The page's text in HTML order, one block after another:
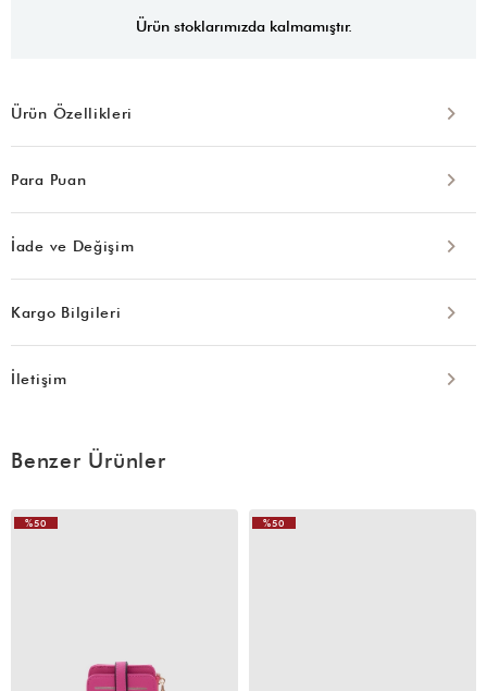
Ürün stoklarımızda kalmamıştır.
Ürün Özellikleri
Para Puan
İade ve Değişim
Kargo Bilgileri
İletişim
Benzer Ürünler
%50 %50